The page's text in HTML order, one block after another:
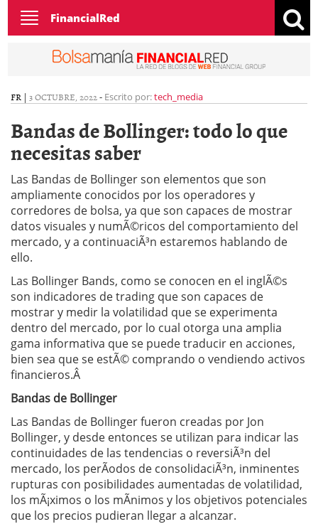
Toggle
navigation
FinancialRed
FR | 3 OCTUBRE, 2022- Escrito por:tech_media
Bandas de Bollinger: todo lo que
necesitas saber
Las Bandas de Bollinger son elementos que son
ampliamente conocidos por los operadores y
corredores de bolsa, ya que son capaces de mostrar
datos visuales y numÃ©ricos del comportamiento del
mercado, y a continuaciÃ³n estaremos hablando de
ello.
Las Bollinger Bands, como se conocen en el inglÃ©s
son indicadores de trading que son capaces de
mostrar y medir la volatilidad que se experimenta
dentro del mercado, por lo cual otorga una amplia
gama informativa que se puede traducir en acciones,
bien sea que se estÃ© comprando o vendiendo activos
financieros.Â
Bandas de Bollinger
Las Bandas de Bollinger fueron creadas por Jon
Bollinger, y desde entonces se utilizan para indicar las
continuidades de las tendencias o reversiÃ³n del
mercado, los perÃ­odos de consolidaciÃ³n, inminentes
rupturas con posibilidades aumentadas de volatilidad,
los mÃ¡ximos o los mÃ­nimos y los objetivos potenciales
que los precios pudieran llegar a alcanzar.